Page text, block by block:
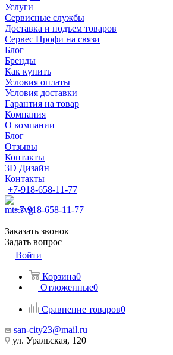
Услуги
Сервисные службы
Доставка и подъем товаров
Сервес Профи на связи
Блог
Бренды
Как купить
Условия оплаты
Условия доставки
Гарантия на товар
Компания
О компании
Блог
Отзывы
Контакты
3D Дизайн
Контакты
+7-918-658-11-77
+7-918-658-11-77
Заказать звонок
Задать вопрос
Войти
Корзина0
Отложенные0
Сравнение товаров0
san-city23@mail.ru
ул. Уральская, 120